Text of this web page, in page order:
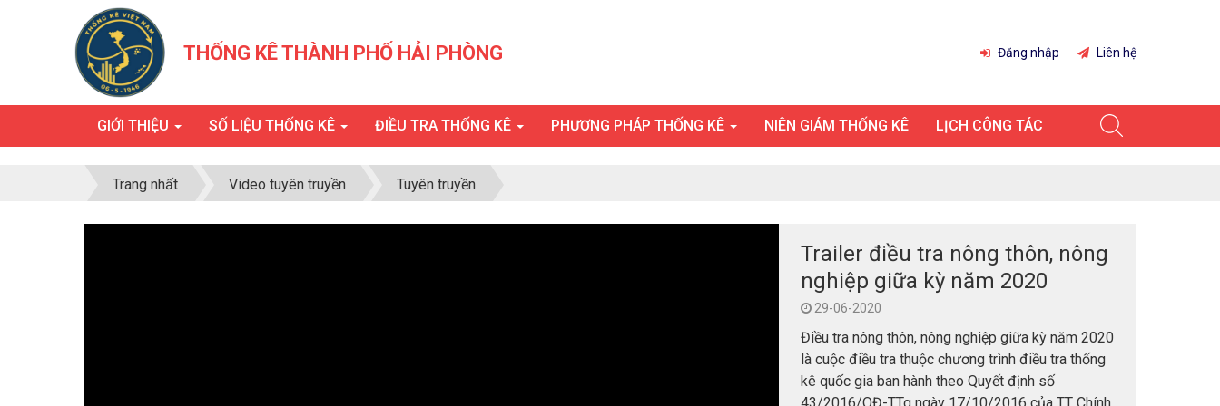
THỐNG KÊ THÀNH PHỐ HẢI PHÒNG Đăng nhập Liên hệ
GIỚI THIỆU SỐ LIỆU THỐNG KÊ ĐIỀU TRA THỐNG KÊ PHƯƠNG PHÁP THỐNG KÊ NIÊN GIÁM THỐNG KÊ LỊCH CÔNG TÁC
Trang nhất Video tuyên truyền Tuyên truyền
Trailer điều tra nông thôn, nông
nghiệp giữa kỳ năm 2020
29-06-2020
Điều tra nông thôn, nông nghiệp giữa kỳ năm 2020
là cuộc điều tra thuộc chương trình điều tra thống
kê quốc gia ban hành theo Quyết định số